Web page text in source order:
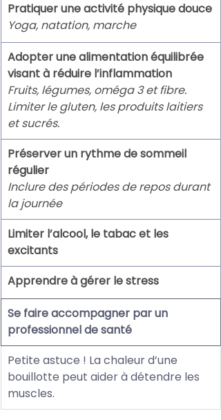
Pratiquer une activité physique douce
Yoga, natation, marche
Adopter une alimentation équilibrée
visant à réduire l’inflammation
Fruits, légumes, oméga 3 et fibre.
Limiter le gluten, les produits laitiers
et sucrés.
Préserver un rythme de sommeil
régulier
Inclure des périodes de repos durant
la journée
Limiter l’alcool, le tabac et les
excitants
Apprendre à gérer le stress
Se faire accompagner par un
professionnel de santé
Petite astuce ! La chaleur d’une
bouillotte peut aider à détendre les
muscles.